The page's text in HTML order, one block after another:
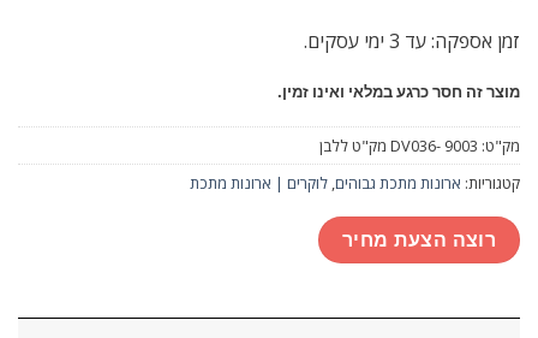
זמן אספקה: עד 3 ימי עסקים.
מוצר זה חסר כרגע במלאי ואינו זמין.
מק"ט: DV036- 9003 מק"ט ללבן
קטגוריות: ארונות מתכת גבוהים, לוקרים | ארונות מתכת
רוצה הצעת מחיר